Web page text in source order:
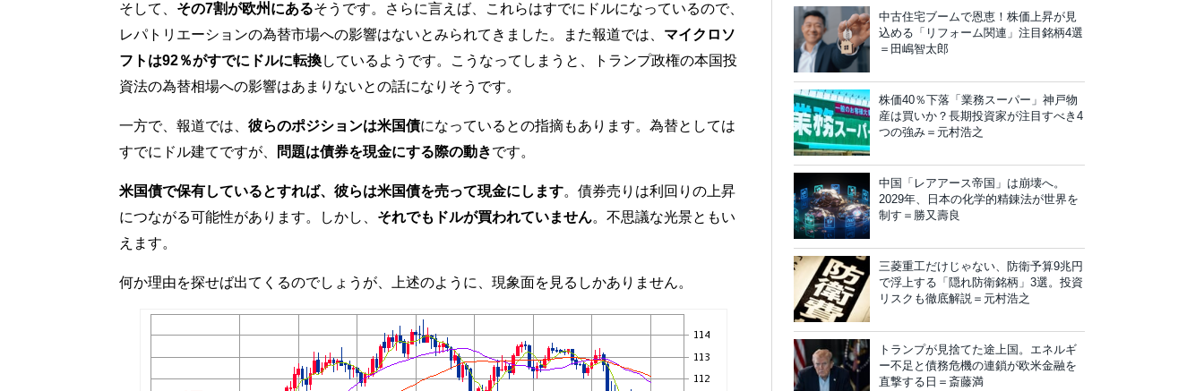
そして、 その7割が欧州にあるそうです。さらに言えば、これらはすでにドルになっているので、
レパトリエーションの為替市場への影響はないとみられてきました。また報道では、 マイクロソ
フトは92％がすでにドルに転換しているようです。こうなってしまうと、トランプ政権の本国投
資法の為替相場への影響はあまりないとの話になりそうです。
一方で、報道では、 彼らのポジションは米国債になっているとの指摘もあります。為替としては
すでにドル建てですが、
問題は債券を現金にする際の動きです。
米国債で保有しているとすれば、彼らは米国債を売って現金にします。債券売りは利回りの上昇
につながる可能性があります。しかし、 それでもドルが買われていません。不思議な光景ともい
えます。
何か理由を探せば出てくるのでしょうが、上述のように、現象面を見るしかありません。
中古住宅ブームで恩恵！株価上昇が見
込める「リフォーム関連」注目銘柄4選
＝田嶋智太郎
株価40％下落「業務スーパー」神戸物
産は買いか？長期投資家が注目すべき4
つの強み＝元村浩之
中国「レアアース帝国」は崩壊へ。
2029年、日本の化学的精錬法が世界を
制す＝勝又壽良
三菱重工だけじゃない、防衛予算9兆円
で浮上する「隠れ防衛銘柄」3選。投資
リスクも徹底解説＝元村浩之
トランプが見捨てた途上国。エネルギ
ー不足と債務危機の連鎖が欧米金融を
直撃する日＝斎藤満